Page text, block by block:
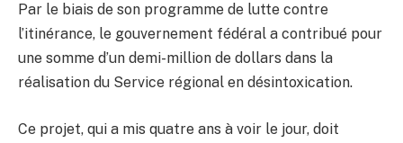
Par le biais de son programme de lutte contre
l’itinérance, le gouvernement fédéral a contribué pour
une somme d’un demi-million de dollars dans la
réalisation du Service régional en désintoxication.
Ce projet, qui a mis quatre ans à voir le jour, doit